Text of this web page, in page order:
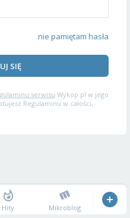
nie pamiętam hasła
SIĘ
serwisu Wykop.pl w jego
Regulaminu w całości,
Hity Mikroblog